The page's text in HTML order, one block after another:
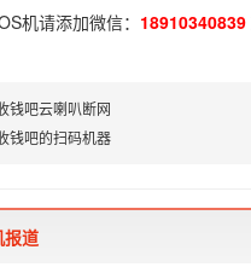
机请添加微信： 18910340839
钱吧云喇叭断网
钱吧的扫码机器
报道